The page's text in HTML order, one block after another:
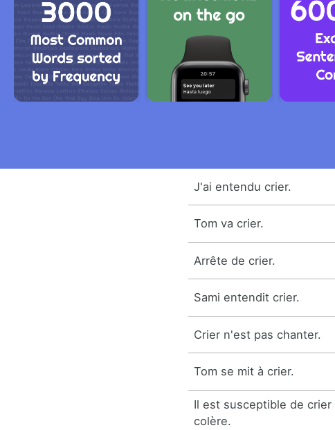
J'ai entendu crier.
Tom va crier.
Arrête de crier.
Sami entendit crier.
Crier n'est pas chanter.
Tom se mit à crier.
Il est susceptible de
colère.